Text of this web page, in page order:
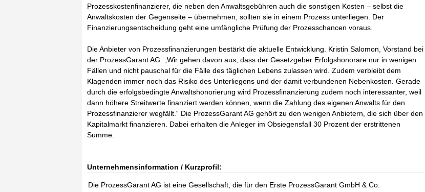
Prozesskostenfinanzierer, die neben den Anwaltsgebühren auch die sonstigen Kosten – selbst die
Anwaltskosten der Gegenseite – übernehmen, sollten sie in einem Prozess unterliegen. Der
Finanzierungsentscheidung geht eine umfängliche Prüfung der Prozesschancen voraus.
Die Anbieter von Prozessfinanzierungen bestärkt die aktuelle Entwicklung. Kristin Salomon, Vorstand bei
der ProzessGarant AG: „Wir gehen davon aus, dass der Gesetzgeber Erfolgshonorare nur in wenigen
Fällen und nicht pauschal für die Fälle des täglichen Lebens zulassen wird. Zudem verbleibt dem
Klagenden immer noch das Risiko des Unterliegens und der damit verbundenen Nebenkosten. Gerade
durch die erfolgsbedingte Anwaltshonorierung wird Prozessfinanzierung zudem noch interessanter, weil
dann höhere Streitwerte finanziert werden können, wenn die Zahlung des eigenen Anwalts für den
Prozessfinanzierer wegfällt.“ Die ProzessGarant AG gehört zu den wenigen Anbietern, die sich über den
Kapitalmarkt finanzieren. Dabei erhalten die Anleger im Obsiegensfall 30 Prozent der erstrittenen
Summe.
Unternehmensinformation / Kurzprofil:
Die ProzessGarant AG ist eine Gesellschaft, die für den Erste ProzessGarant GmbH & Co.